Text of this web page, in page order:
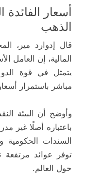
أسعار الفائدة
الذهب
قال إدوارد مير،
المالية، إن العامل
يتمثل في قوة
مباشر باستمرار
وأوضح أن البيئة
باعتباره أصلًا غير
السندات
توفر عوائد مرتفعة
حول العالم.